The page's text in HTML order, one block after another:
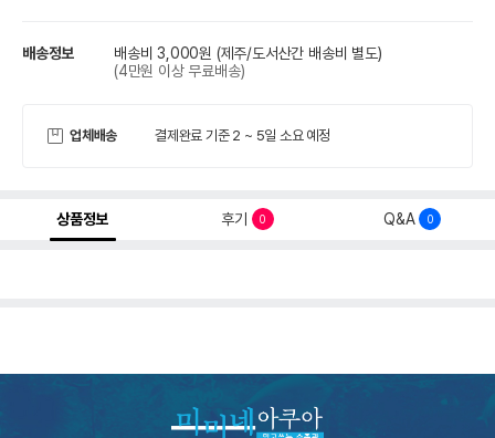
배송정보 배송비 3,000원 (제주/도서산간 배송비 별도)
(4만원 이상 무료배송)
업체배송 결제완료 기준 2 ~ 5일 소요 예정
상품정보 후기 0 Q&A 0